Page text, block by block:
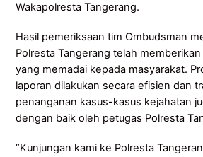
Wakapolresta Tangerang.
Hasil pemeriksaan tim Ombudsman
Polresta Tangerang telah
yang memadai kepada masyarakat.
laporan dilakukan secara efisien dan
penanganan kasus-kasus kejahatan
dengan baik oleh petugas Polresta
“Kunjungan kami ke Polresta